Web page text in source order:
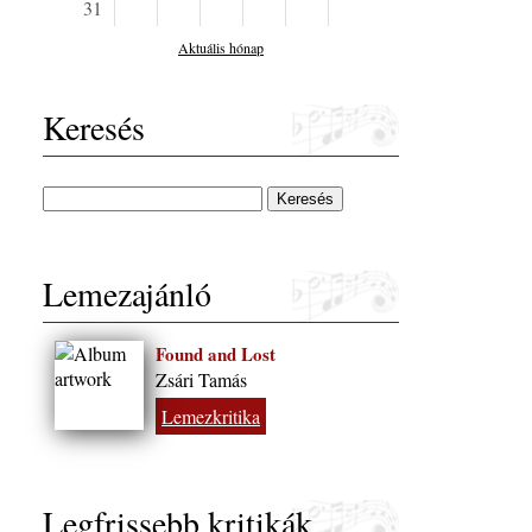
31
Aktuális hónap
Keresés
Lemezajánló
Found and Lost
Zsári Tamás
Lemezkritika
Legfrissebb kritikák